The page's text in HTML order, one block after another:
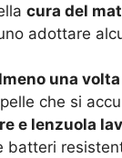
cura del
adottare
una
che si
e lenzuola
batteri